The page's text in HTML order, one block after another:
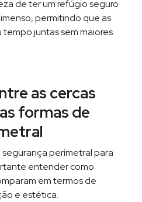
de ter um refúgio seguro
permitindo que as
juntas sem maiores
as cercas
formas de
perimetral para
entender como
em termos de
e estética.